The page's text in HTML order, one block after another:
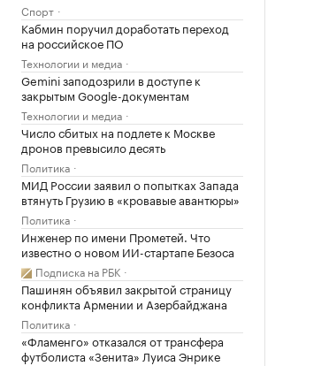
Спорт
Кабмин поручил доработать переход
на российское ПО
Технологии и медиа
Gemini заподозрили в доступе к
закрытым Google-документам
Технологии и медиа
Число сбитых на подлете к Москве
дронов превысило десять
Политика
МИД России заявил о попытках Запада
втянуть Грузию в «кровавые авантюры»
Политика
Инженер по имени Прометей. Что
известно о новом ИИ-стартапе Безоса
Подписка на РБК
Пашинян объявил закрытой страницу
конфликта Армении и Азербайджана
Политика
«Фламенго» отказался от трансфера
футболиста «Зенита» Луиса Энрике